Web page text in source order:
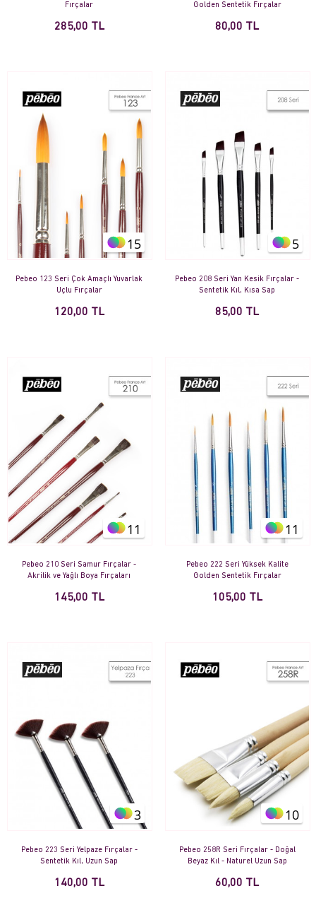
Fırçalar
285,00 TL
Golden Sentetik Fırçalar
80,00 TL
15
Pebeo 123 Seri Çok Amaçlı Yuvarlak
Uçlu Fırçalar
120,00 TL
5
Pebeo 208 Seri Yan Kesik Fırçalar -
Sentetik Kıl, Kısa Sap
85,00 TL
11
Pebeo 210 Seri Samur Fırçalar -
Akrilik ve Yağlı Boya Fırçaları
145,00 TL
11
Pebeo 222 Seri Yüksek Kalite
Golden Sentetik Fırçalar
105,00 TL
3
Pebeo 223 Seri Yelpaze Fırçalar -
Sentetik Kıl, Uzun Sap
140,00 TL
10
Pebeo 258R Seri Fırçalar - Doğal
Beyaz Kıl - Naturel Uzun Sap
60,00 TL